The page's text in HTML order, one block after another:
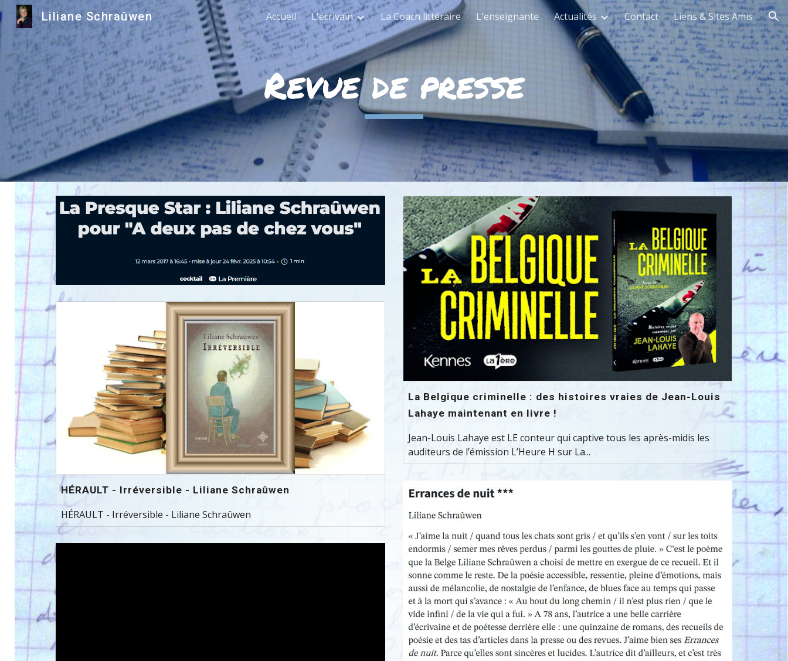
Skip to main content Skip to navigation
Liliane Schraûwen Accueil L'écrivain La Coach littéraire L'enseignante Actualités Contact Liens & Sites Amis
Revue de presse
HÉRAULT - Irréversible - Liliane Schraûwen
HÉRAULT - Irréversible - Liliane Schraûwen
La Belgique criminelle : des histoires vraies de Jean-Louis
Lahaye maintenant en livre !
Jean-Louis Lahaye est LE conteur qui captive tous les après-midis les
auditeurs de l’émission L’Heure H sur La...